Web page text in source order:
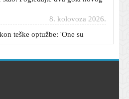
teške optužbe: 'One su
8. kolovoza 2026.
otkrio uzrok sudara vlakova: 'Iz
i čisti luksuz: Lepa Brena